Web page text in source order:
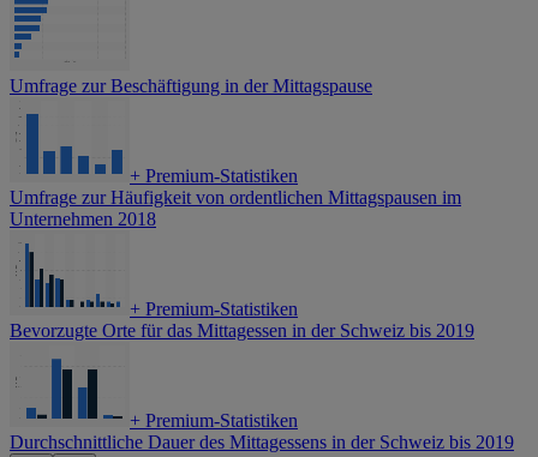
Umfrage zur Beschäftigung in der Mittagspause
+ Premium-Statistiken
Umfrage zur Häufigkeit von ordentlichen Mittagspausen im
Unternehmen 2018
+ Premium-Statistiken
Bevorzugte Orte für das Mittagessen in der Schweiz bis 2019
+ Premium-Statistiken
Durchschnittliche Dauer des Mittagessens in der Schweiz bis 2019